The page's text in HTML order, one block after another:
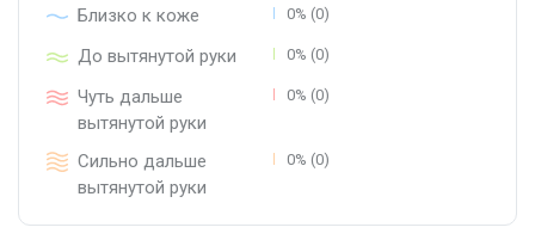
Близко к коже 0% (0)
До вытянутой руки 0% (0)
Чуть дальше
вытянутой руки
0% (0)
Сильно дальше
вытянутой руки
0% (0)